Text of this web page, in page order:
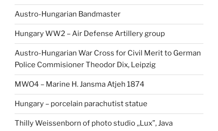
Austro-Hungarian Bandmaster
Hungary WW2 – Air Defense Artillery group
Austro-Hungarian War Cross for Civil Merit to German
Police Commisioner Theodor Dix, Leipzig
MWO4 – Marine H. Jansma Atjeh 1874
Hungary – porcelain parachutist statue
Thilly Weissenborn of photo studio ,,Lux”, Java